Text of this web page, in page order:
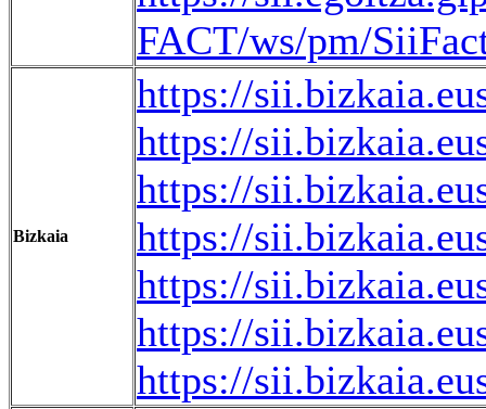
FACT/ws/pm/
Bizkaia
https://
https://
https://
https://
https://
https://
https://